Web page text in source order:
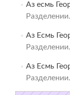
Аз есмь
Разделении.
Аз Есмь
Разделении.
Аз Есмь
Разделении.